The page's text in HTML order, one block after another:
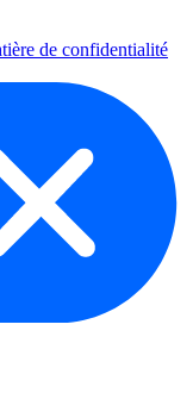
de confidentialité